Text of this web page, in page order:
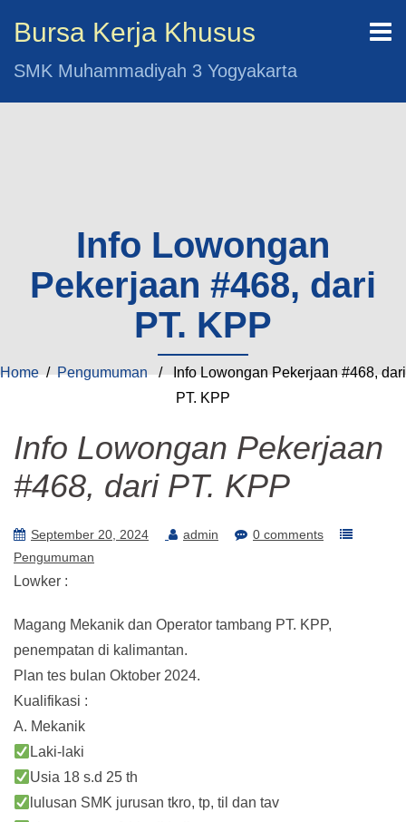
Bursa Kerja Khusus
SMK Muhammadiyah 3 Yogyakarta
Info Lowongan
Pekerjaan #468, dari
PT. KPP
Home/Pengumuman/ Info Lowongan Pekerjaan #468, dari
PT. KPP
Info Lowongan Pekerjaan
#468, dari PT. KPP
September 20, 2024 admin
0 comments
Pengumuman
Lowker :
Magang Mekanik dan Operator tambang PT. KPP,
penempatan di kalimantan.
Plan tes bulan Oktober 2024.
Kualifikasi :
A. Mekanik
Laki-laki
Usia 18 s.d 25 th
lulusan SMK jurusan tkro, tp, til dan tav